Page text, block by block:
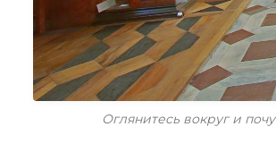
Оглянитесь вокруг и